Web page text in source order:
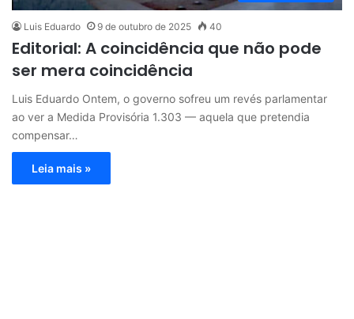
Luis Eduardo 9 de outubro de 2025 40
Editorial: A coincidência que não pode
ser mera coincidência
Luis Eduardo Ontem, o governo sofreu um revés parlamentar
ao ver a Medida Provisória 1.303 — aquela que pretendia
compensar…
Leia mais »